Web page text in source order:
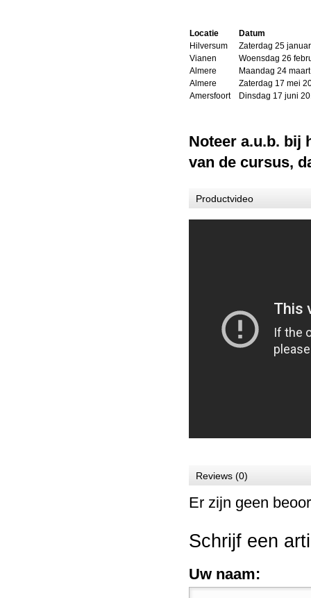
Locatie
Datum
Hilversum
Zaterdag 25
Vianen
Woensdag 26
Almere
Maandag 24
Almere
Zaterdag 17 mei
Amersfoort
Dinsdag 17 juni
Noteer a.u.b. bij
van de cursus,
Productvideo
Reviews (0)
Er zijn geen
Schrijf een
Uw naam: